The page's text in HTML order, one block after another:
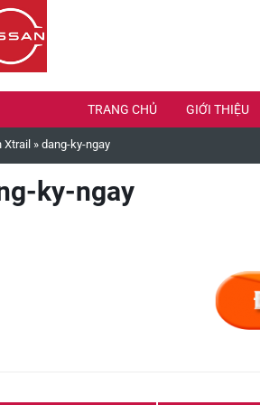
TRANG CHỦ GIỚI THIỆU
Xtrail » dang-ky-ngay
ky-ngay